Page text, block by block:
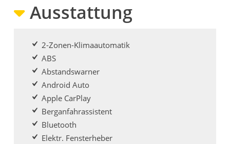
Ausstattung
2-Zonen-Klimaautomatik
ABS
Abstandswarner
Android Auto
Apple CarPlay
Berganfahrassistent
Bluetooth
Elektr. Fensterheber